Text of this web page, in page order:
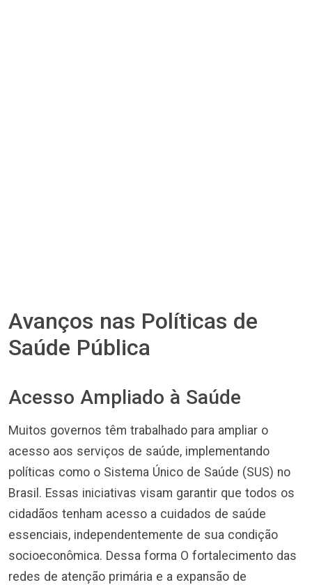
Avanços nas Políticas de
Saúde Pública
Acesso Ampliado à Saúde
Muitos governos têm trabalhado para ampliar o
acesso aos serviços de saúde, implementando
políticas como o Sistema Único de Saúde (SUS) no
Brasil. Essas iniciativas visam garantir que todos os
cidadãos tenham acesso a cuidados de saúde
essenciais, independentemente de sua condição
socioeconômica. Dessa forma O fortalecimento das
redes de atenção primária e a expansão de